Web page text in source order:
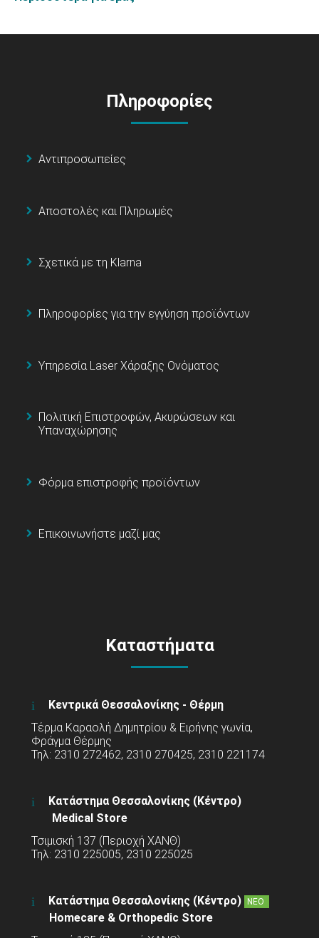
Πληροφορίες
Αντιπροσωπείες
Αποστολές και Πληρωμές
Σχετικά με τη Klarna
Πληροφορίες για την εγγύηση προϊόντων
Υπηρεσία Laser Χάραξης Ονόματος
Πολιτική Επιστροφών, Ακυρώσεων και
Υπαναχώρησης
Φόρμα επιστροφής προϊόντων
Επικοινωνήστε μαζί μας
Καταστήματα
Κεντρικά Θεσσαλονίκης - Θέρμη
Τέρμα Καραολή Δημητρίου & Ειρήνης γωνία,
Φράγμα Θέρμης
Τηλ: 2310 272462, 2310 270425, 2310 221174
Κατάστημα Θεσσαλονίκης (Κέντρο)
Medical Store
Τσιμισκή 137 (Περιοχή ΧΑΝΘ)
Τηλ: 2310 225005, 2310 225025
Κατάστημα Θεσσαλονίκης (Κέντρο) ΝΕΟ
Homecare & Orthopedic Store